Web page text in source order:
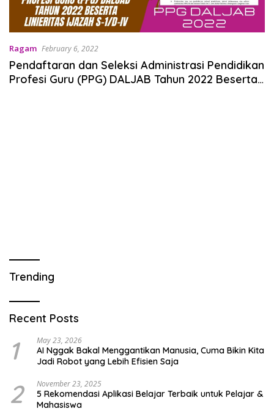
Ragam February 6, 2022
Pendaftaran dan Seleksi Administrasi Pendidikan
Profesi Guru (PPG) DALJAB Tahun 2022 Beserta
Trending
Recent Posts
1 May 23, 2026
AI Nggak Bakal Menggantikan Manusia, Cuma Bikin Kita
Jadi Robot yang Lebih Efisien Saja
2 November 23, 2025
5 Rekomendasi Aplikasi Belajar Terbaik untuk Pelajar &
Mahasiswa